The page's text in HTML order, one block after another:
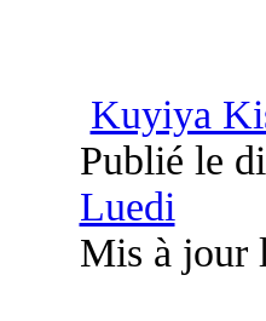
Kuyiya
Publié le
Luedi
Mis à jour